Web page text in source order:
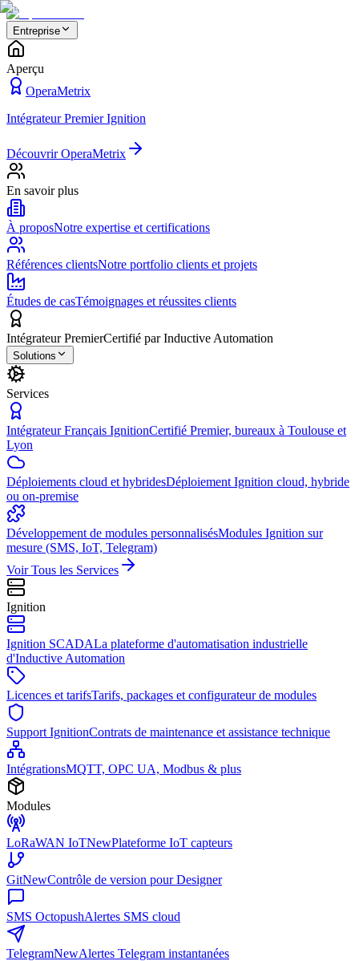
Entreprise
Aperçu
OperaMetrix
Intégrateur Premier Ignition
Découvrir OperaMetrix
En savoir plus
À proposNotre expertise et certifications
Références clientsNotre portfolio clients et projets
Études de casTémoignages et réussites clients
Intégrateur PremierCertifié par Inductive Automation
Solutions
Services
Intégrateur Français IgnitionCertifié Premier, bureaux à Toulouse et
Lyon
Déploiements cloud et hybridesDéploiement Ignition cloud, hybride
ou on-premise
Développement de modules personnalisésModules Ignition sur
mesure (SMS, IoT, Telegram)
Voir Tous les Services
Ignition
Ignition SCADALa plateforme d'automatisation industrielle
d'Inductive Automation
Licences et tarifsTarifs, packages et configurateur de modules
Support IgnitionContrats de maintenance et assistance technique
IntégrationsMQTT, OPC UA, Modbus & plus
Modules
LoRaWAN IoTNewPlateforme IoT capteurs
GitNewContrôle de version pour Designer
SMS OctopushAlertes SMS cloud
TelegramNewAlertes Telegram instantanées